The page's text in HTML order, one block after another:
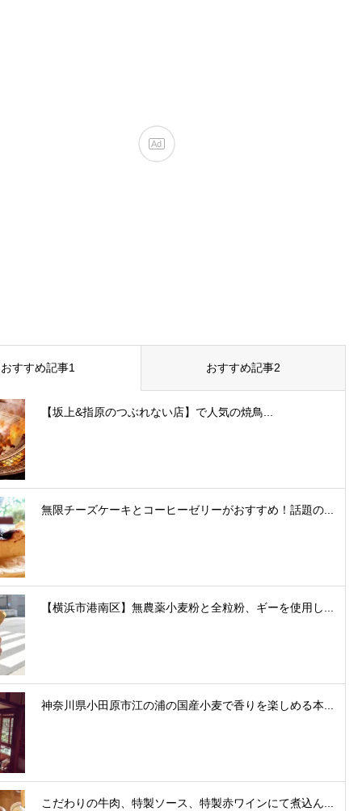
おすすめ記事1 おすすめ記事2
【坂上&指原のつぶれない店】で人気の焼鳥...
無限チーズケーキとコーヒーゼリーがおすすめ！話題の...
【横浜市港南区】無農薬小麦粉と全粒粉、ギーを使用し...
神奈川県小田原市江の浦の国産小麦で香りを楽しめる本...
こだわりの牛肉、特製ソース、特製赤ワインにて煮込ん...